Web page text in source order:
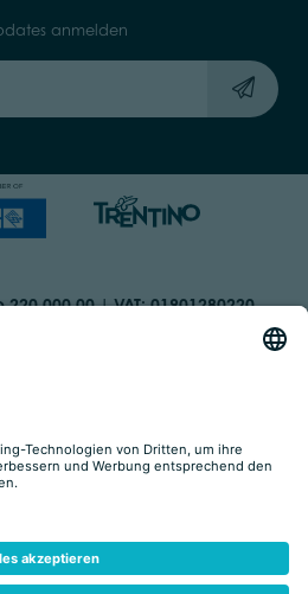
anmelden
| VAT: 01901280220
ORGANIZZAZIONE TRASPARENTE